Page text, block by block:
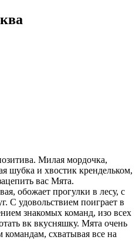
Милая мордочка,
шубка и хвостик крендельком,
вас Мята.
обожает прогулки в лесу, с
С удовольствием поиграет в
знакомых команд, изо всех
вк вкусняшку. Мята очень
командам, схватывая все на